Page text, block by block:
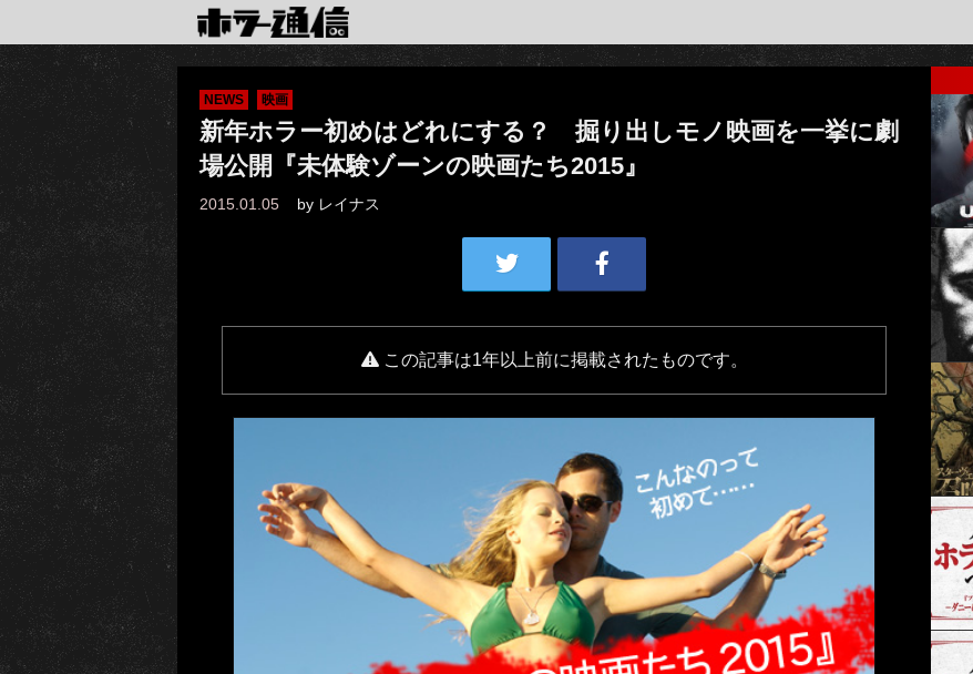
NEWS 映画
新年ホラー初めはどれにする？ 掘り出しモノ映画を一挙に劇
場公開『未体験ゾーンの映画たち2015』
2015.01.05 by レイナス
この記事は1年以上前に掲載されたものです。